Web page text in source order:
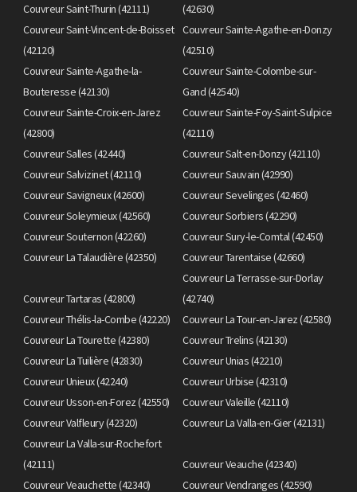
Couvreur Saint-Thurin (42111)
(42630)
Couvreur Saint-Vincent-de-Boisset
(42120)
Couvreur Sainte-Agathe-en-Donzy
(42510)
Couvreur Sainte-Agathe-la-
Bouteresse (42130)
Couvreur Sainte-Colombe-sur-
Gand (42540)
Couvreur Sainte-Croix-en-Jarez
(42800)
Couvreur Sainte-Foy-Saint-Sulpice
(42110)
Couvreur Salles (42440)
Couvreur Salt-en-Donzy (42110)
Couvreur Salvizinet (42110)
Couvreur Sauvain (42990)
Couvreur Savigneux (42600)
Couvreur Sevelinges (42460)
Couvreur Soleymieux (42560)
Couvreur Sorbiers (42290)
Couvreur Souternon (42260)
Couvreur Sury-le-Comtal (42450)
Couvreur La Talaudière (42350)
Couvreur Tarentaise (42660)
Couvreur Tartaras (42800)
Couvreur La Terrasse-sur-Dorlay
(42740)
Couvreur Thélis-la-Combe (42220)
Couvreur La Tour-en-Jarez (42580)
Couvreur La Tourette (42380)
Couvreur Trelins (42130)
Couvreur La Tuilière (42830)
Couvreur Unias (42210)
Couvreur Unieux (42240)
Couvreur Urbise (42310)
Couvreur Usson-en-Forez (42550)
Couvreur Valeille (42110)
Couvreur Valfleury (42320)
Couvreur La Valla-en-Gier (42131)
Couvreur La Valla-sur-Rochefort
(42111)
Couvreur Veauche (42340)
Couvreur Veauchette (42340)
Couvreur Vendranges (42590)